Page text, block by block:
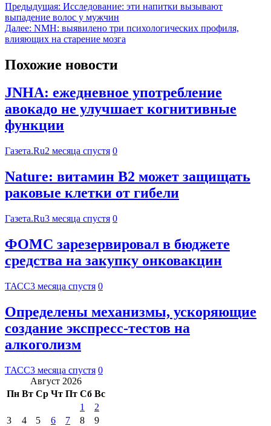
Предыдущая: Исследование: эти напитки вызывают
выпадение волос у мужчин
Далее: NMH: выявилено три психологических профиля,
влияющих на старение мозга
Похожие новости
JNHA: ежедневное употребление
авокадо не улучшает когнитивные
функции
Газета.Ru2 месяца спустя 0
Nature: витамин B2 может защищать
раковые клетки от гибели
Газета.Ru3 месяца спустя 0
ФОМС зарезервировал в бюджете
средства на закупку онковакцин
ТАСС3 месяца спустя 0
Определены механизмы, ускоряющие
создание экспресс-тестов на
алкоголизм
ТАСС3 месяца спустя 0
Август 2026
Пн Вт Ср Чт Пт Сб Вс
1
2
3
4 5 6 7 8
9